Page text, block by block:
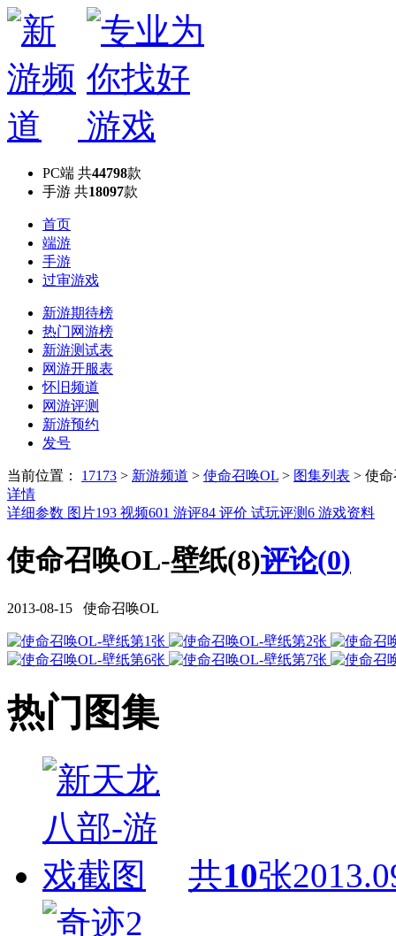
PC端 共44798款
手游 共18097款
首页
端游
手游
过审游戏
新游期待榜
热门网游榜
新游测试表
网游开服表
怀旧频道
网游评测
新游预约
发号
当前位置： 17173 > 新游频道 > 使命召唤OL > 图集列表 > 使
详情
详细参数 图片193 视频601 游评84 评价 试玩评测6 游戏资料
使命召唤OL-壁纸(8)评论(0)
2013-08-15 使命召唤OL
热门图集
共10张